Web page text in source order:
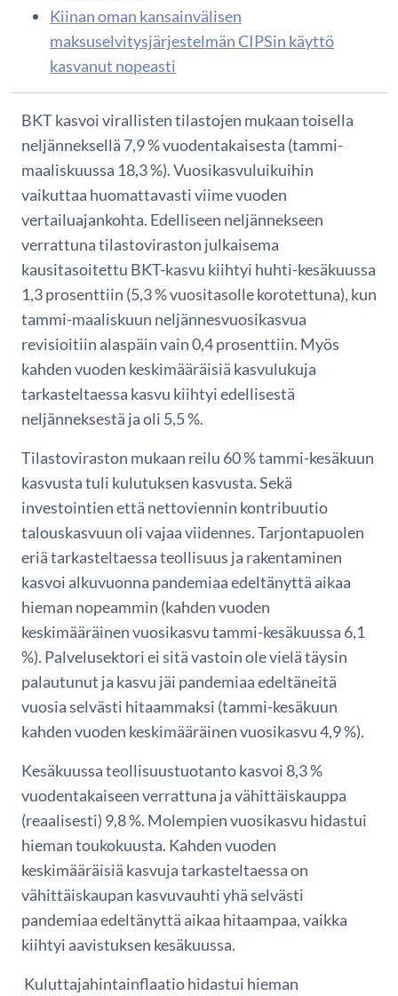
Kiinan oman kansainvälisen
maksuselvitysjärjestelmän CIPSin käyttö
kasvanut nopeasti
BKT kasvoi virallisten tilastojen mukaan toisella
neljänneksellä 7,9 % vuodentakaisesta (tammi-
maaliskuussa 18,3 %). Vuosikasvuluikuihin
vaikuttaa huomattavasti viime vuoden
vertailuajankohta. Edelliseen neljännekseen
verrattuna tilastoviraston julkaisema
kausitasoitettu BKT-kasvu kiihtyi huhti-kesäkuussa
1,3 prosenttiin (5,3 % vuositasolle korotettuna), kun
tammi-maaliskuun neljännesvuosikasvua
revisioitiin alaspäin vain 0,4 prosenttiin. Myös
kahden vuoden keskimääräisiä kasvulukuja
tarkasteltaessa kasvu kiihtyi edellisestä
neljänneksestä ja oli 5,5 %.
Tilastoviraston mukaan reilu 60 % tammi-kesäkuun
kasvusta tuli kulutuksen kasvusta. Sekä
investointien että nettoviennin kontribuutio
talouskasvuun oli vajaa viidennes. Tarjontapuolen
eriä tarkasteltaessa teollisuus ja rakentaminen
kasvoi alkuvuonna pandemiaa edeltänyttä aikaa
hieman nopeammin (kahden vuoden
keskimääräinen vuosikasvu tammi-kesäkuussa 6,1
%). Palvelusektori ei sitä vastoin ole vielä täysin
palautunut ja kasvu jäi pandemiaa edeltäneitä
vuosia selvästi hitaammaksi (tammi-kesäkuun
kahden vuoden keskimääräinen vuosikasvu 4,9 %).
Kesäkuussa teollisuustuotanto kasvoi 8,3 %
vuodentakaiseen verrattuna ja vähittäiskauppa
(reaalisesti) 9,8 %. Molempien vuosikasvu hidastui
hieman toukokuusta. Kahden vuoden
keskimääräisiä kasvuja tarkasteltaessa on
vähittäiskaupan kasvuvauhti yhä selvästi
pandemiaa edeltänyttä aikaa hitaampaa, vaikka
kiihtyi aavistuksen kesäkuussa.
Kuluttajahintainflaatio hidastui hieman